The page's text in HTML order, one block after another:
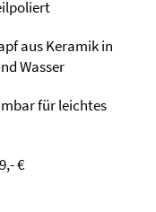
aus Keramik in
Wasser
für leichtes
€